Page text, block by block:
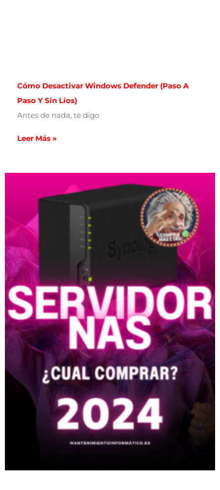
Cómo Desactivar Windows Defender (paso A
Paso Y Sin Líos)
Antes de nada, te digo
Leer Más »